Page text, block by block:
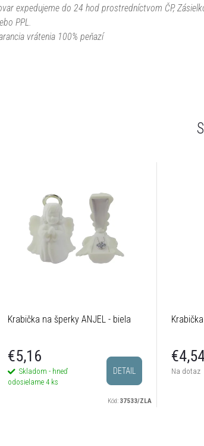
expedujeme do 24 hod prostredníctvom ČP,
PPL.
vrátenia 100% peňazí
Krabička na šperky ANJEL - biela
€5,16
Skladom - hneď
odosielame 4 ks
DETAIL
Kód: 37533/ZLA
Na dotaz